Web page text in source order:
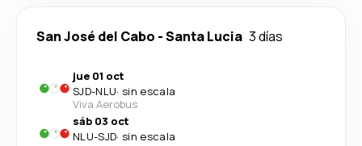
San José del Cabo -Santa Lucia 3 días
jue 01 oct
SJD-NLU· sin escala
Viva Aerobus
sáb 03 oct
NLU-SJD· sin escala